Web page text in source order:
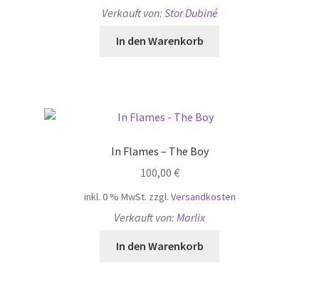
Verkauft von: Stor Dubiné
In den Warenkorb
In Flames – The Boy
100,00 €
inkl. 0 % MwSt. zzgl. Versandkosten
Verkauft von: Marlix
In den Warenkorb